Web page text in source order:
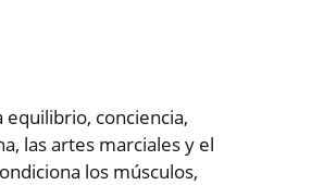
conciencia,
las artes marciales y el
los músculos,